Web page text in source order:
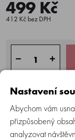
499 Kč
412 Kč bez DPH
Skladem > 5
Kód produktu:365161
EAN produktu:
Výrobce:Joolz |
Nastavení
Abychom vám
přizpůsobený
analyzovat